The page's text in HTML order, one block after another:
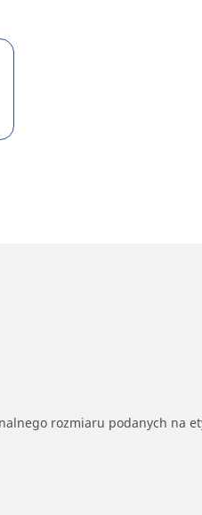
rozmiaru podanych na